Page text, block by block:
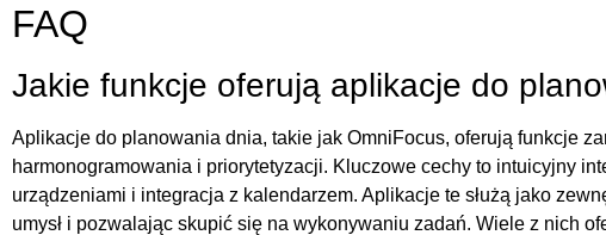
FAQ
Jakie funkcje oferują aplikacje do
Aplikacje do planowania dnia, takie jak OmniFocus, oferują funkcje
harmonogramowania i priorytetyzacji. Kluczowe cechy to intuicyjny
urządzeniami i integracja z kalendarzem. Aplikacje te służą jako
umysł i pozwalając skupić się na wykonywaniu zadań. Wiele z nich